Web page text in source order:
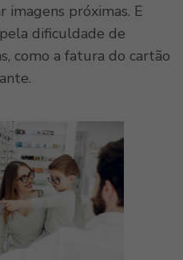
imagens próximas. E
dificuldade de
como a fatura do cartão